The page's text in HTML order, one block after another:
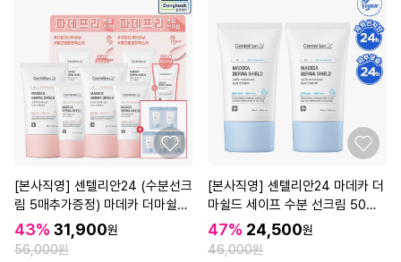
[본사직영] 센텔리안24 (수분선크
림 5매추가증정) 마데카 더마쉴드
세이프 톤업선크림 (40ml+20ml)
기획구성 2세트
43% 31,900원
56,000원
[본사직영] 센텔리안24 마데카 더
마쉴드 세이프 수분 선크림 50ml
2개
47% 24,500원
46,000원